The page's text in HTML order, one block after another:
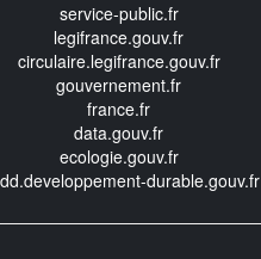
service-public.fr
legifrance.gouv.fr
circulaire.legifrance.gouv.fr
gouvernement.fr
france.fr
data.gouv.fr
ecologie.gouv.fr
durable.gouv.fr